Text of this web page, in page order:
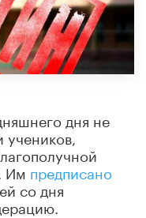
дня не
учеников,
Им предписано
со дня